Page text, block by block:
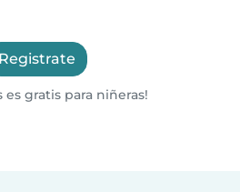
Registrate
es gratis para niñeras!